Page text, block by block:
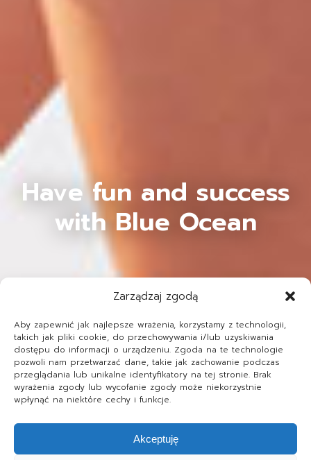
Zarządzaj zgodą
Aby zapewnić jak najlepsze wrażenia, korzystamy z technologii,
takich jak pliki cookie, do przechowywania i/lub uzyskiwania
dostępu do informacji o urządzeniu. Zgoda na te technologie
pozwoli nam przetwarzać dane, takie jak zachowanie podczas
przeglądania lub unikalne identyfikatory na tej stronie. Brak
wyrażenia zgody lub wycofanie zgody może niekorzystnie
wpłynąć na niektóre cechy i funkcje.
Akceptuję
Have fun and success
with Blue Ocean